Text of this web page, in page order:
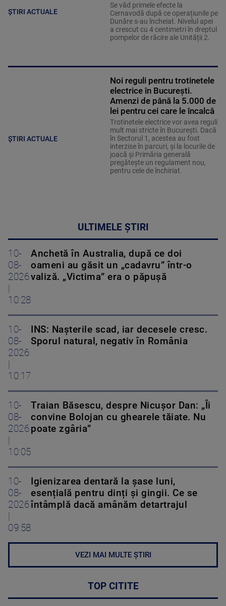
ȘTIRI ACTUALE
Se văd primele efecte la
Cernavodă după ce operațiunile pe
Dunăre s-au încheiat. Nivelul apei
a crescut cu 4 centimetri în dreptul
pompelor de răcire ale Unității 2.
ȘTIRI ACTUALE
Noi reguli pentru trotinetele
electrice în București.
Amenzi de până la 5.000 de
lei pentru cei care le încalcă
Trotinetele electrice vor avea reguli
mult mai stricte în București. Dacă
în Sectorul 1, acestea au fost
interzise în parcuri, și la locurile de
joacă și Primăria generală
pregătește un regulament nou,
pentru cele de închiriat.
ULTIMELE ȘTIRI
10-
08-
2026
|
10:28
Anchetă în Australia, după ce doi
oameni au găsit un „cadavru” într-o
valiză. „Victima” era o păpușă
10-
08-
2026
|
10:17
INS: Nașterile scad, iar decesele cresc.
Sporul natural, negativ în România
10-
08-
2026
|
10:05
Traian Băsescu, despre Nicușor Dan: „Îi
convine Bolojan cu ghearele tăiate. Nu
poate zgâria”
10-
08-
2026
|
09:58
Igienizarea dentară la șase luni,
esențială pentru dinți și gingii. Ce se
întâmplă dacă amânăm detartrajul
VEZI MAI MULTE ȘTIRI
TOP CITITE